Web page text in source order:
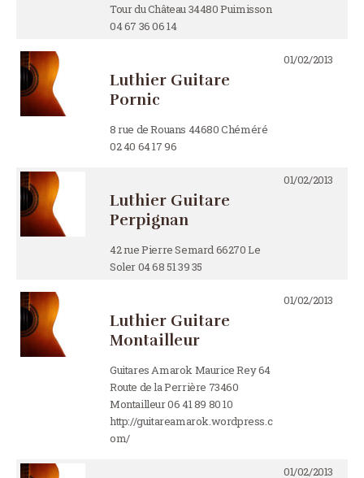
Tour du Château 34480 Puimisson
04 67 36 06 14
Luthier Guitare
Pornic
8 rue de Rouans 44680 Chéméré
02 40 64 17 96
01/02/2013
Luthier Guitare
Perpignan
42 rue Pierre Semard 66270 Le
Soler 04 68 51 39 35
01/02/2013
Luthier Guitare
Montailleur
Guitares Amarok Maurice Rey 64
Route de la Perrière 73460
Montailleur 06 41 89 80 10
http://guitareamarok.wordpress.c
om/
01/02/2013
01/02/2013